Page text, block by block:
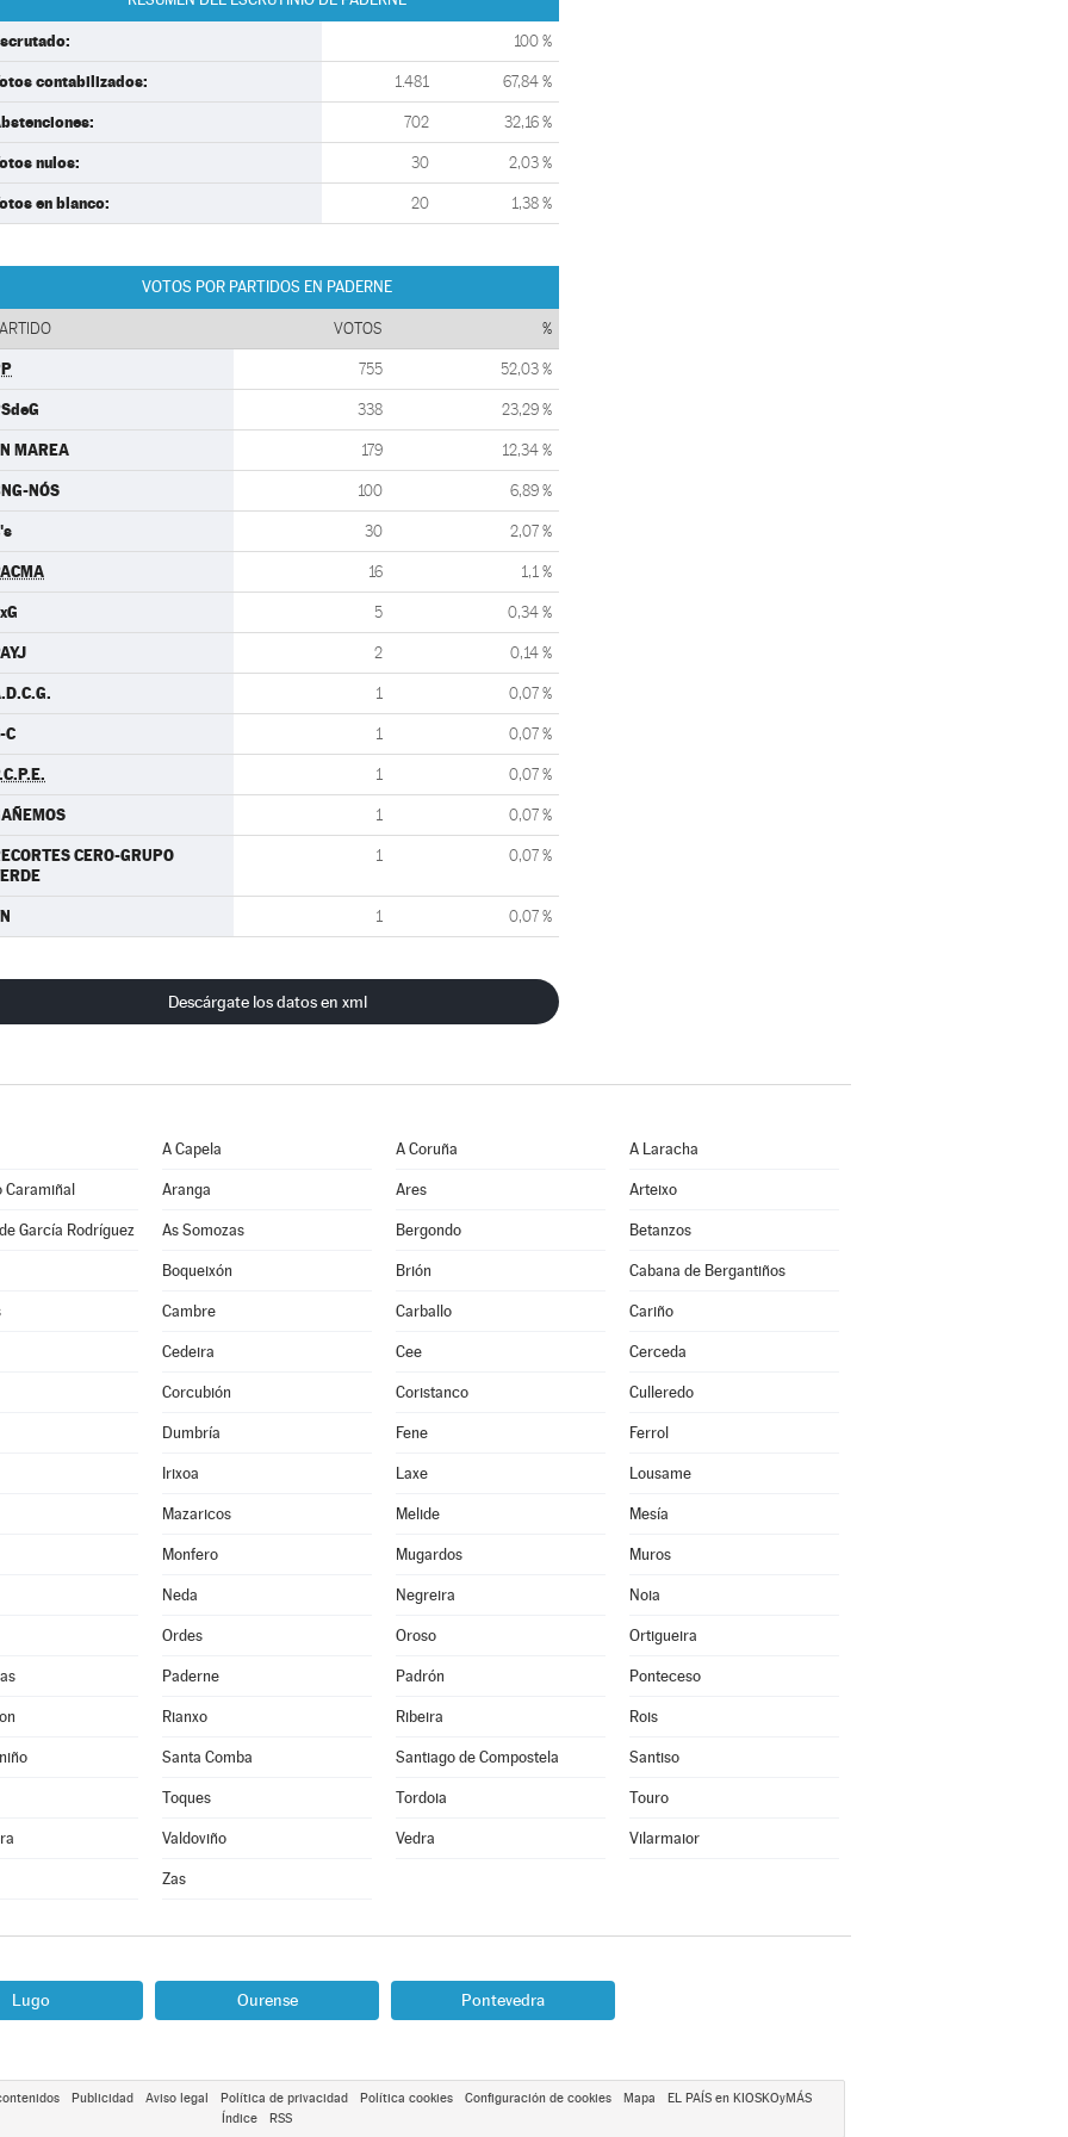
100 %
contabilizados: 1.481 67,84 %
702 32,16 %
nulos: 30 2,03 %
en blanco: 20 1,38 %
VOTOS POR PARTIDOS EN PADERNE
VOTOS %
755 52,03 %
338 23,29 %
MAREA 179 12,34 %
NÓS 100 6,89 %
30 2,07 %
16 1,1 %
5 0,34 %
2 0,14 %
1 0,07 %
C 1 0,07 %
1 0,07 %
1 0,07 %
CERO-GRUPO
1 0,07 %
1 0,07 %
Descárgate los datos en xml
A Capela A Coruña A Laracha
Caramiñal Aranga Ares Arteixo
García Rodríguez As Somozas Bergondo Betanzos
Boqueixón Brión Cabana de Bergantiños
Cambre Carballo Cariño
Cedeira Cee Cerceda
Corcubión Coristanco Culleredo
Dumbría Fene Ferrol
Irixoa Laxe Lousame
Mazaricos Melide Mesía
Monfero Mugardos Muros
Neda Negreira Noia
Ordes Oroso Ortigueira
Paderne Padrón Ponteceso
Rianxo Ribeira Rois
Santa Comba Santiago de Compostela Santiso
Toques Tordoia Touro
Valdoviño Vedra Vilarmaior
Zas
Lugo Ourense Pontevedra
Publicidad Aviso legal Política de privacidad Política cookies Configuración de cookies Mapa
EL PAÍS en KIOSKOyMÁS
Índice
RSS